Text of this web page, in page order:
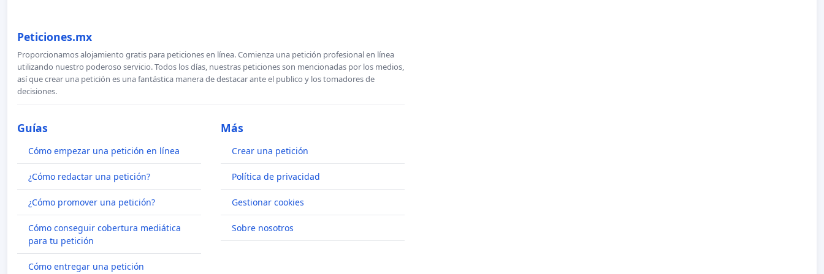
Peticiones.mx
Proporcionamos alojamiento gratis para peticiones en línea. Comienza una petición profesional en línea
utilizando nuestro poderoso servicio. Todos los días, nuestras peticiones son mencionadas por los medios,
así que crear una petición es una fantástica manera de destacar ante el publico y los tomadores de
decisiones.
Guías
Cómo empezar una petición en línea
¿Cómo redactar una petición?
¿Cómo promover una petición?
Cómo conseguir cobertura mediática
para tu petición
Cómo entregar una petición
Más
Crear una petición
Política de privacidad
Gestionar cookies
Sobre nosotros